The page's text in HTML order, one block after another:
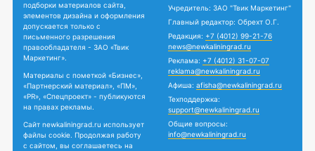
подборки материалов сайта,
элементов дизайна и оформления
допускается только с
письменного разрешения
правообладателя - ЗАО «Твик
Маркетинг».
Материалы с пометкой «Бизнес»,
«Партнерский материал», «ПМ»,
«PR», «Спецпроект» - публикуются
на правах рекламы.
Сайт newkaliningrad.ru использует
файлы cookie. Продолжая работу
с сайтом, вы соглашаетесь на
Учредитель: ЗАО "Твик Маркетинг"
Главный редактор: Обрехт О.Г.
Редакция: +7 (4012) 99-21-76
news@newkaliningrad.ru
Реклама: +7 (4012) 31-07-07
reklama@newkaliningrad.ru
Афиша: afisha@newkaliningrad.ru
Техподдержка:
support@newkaliningrad.ru
Общие вопросы:
info@newkaliningrad.ru